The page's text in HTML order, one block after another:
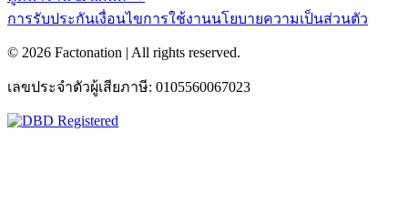
การรับประกันเงื่อนไขการใช้งานนโยบายความเป็นส่วนตัว
© 2026 Factonation | All rights reserved.
เลขประจำตัวผู้เสียภาษี: 0105560067023